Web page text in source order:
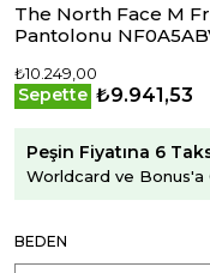
The North Face M
Pantolonu
₺10.249,00
Sepette ₺9.941,53
Peşin Fiyatına 6
Worldcard ve Bonus'a
BEDEN